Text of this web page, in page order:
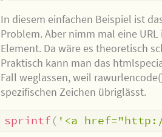
In diesem einfachen Beispiel ist
Problem. Aber nimm mal eine URL
Element. Da wäre es theoretisch
Praktisch kann man das
Fall weglassen, weil
spezifischen Zeichen übriglässt.
sprintf( '<a href="http://